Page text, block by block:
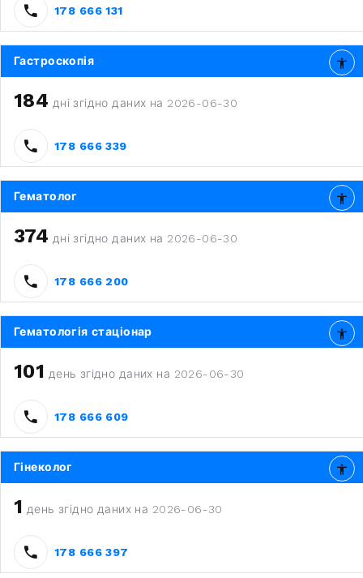
178 666 131
Гастроскопія
184 дні згідно даних на 2026-06-30
178 666 339
Гематолог
374 дні згідно даних на 2026-06-30
178 666 200
Гематологія стаціонар
101 день згідно даних на 2026-06-30
178 666 609
Гінеколог
1 день згідно даних на 2026-06-30
178 666 397